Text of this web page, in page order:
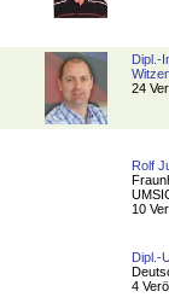
Dipl.-
24
Rolf
10
Dipl.-
4